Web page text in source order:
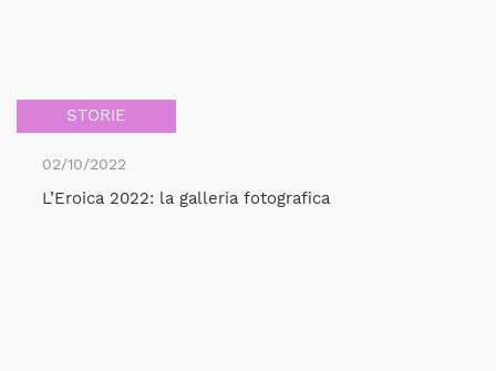
STORIE
02/10/2022
L’Eroica 2022: la galleria fotografica